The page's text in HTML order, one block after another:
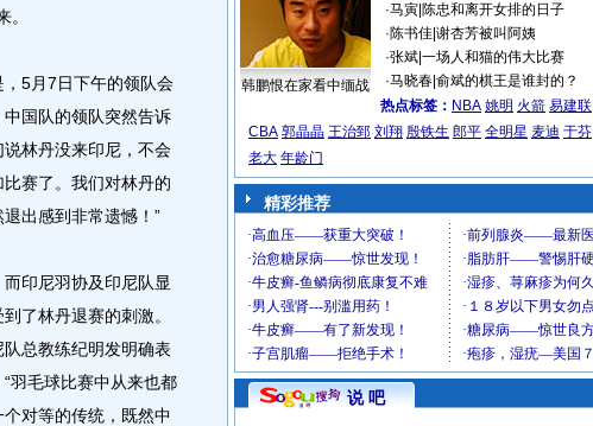
，5月7日下午的领队会
中国队的领队突然告诉
说林丹没来印尼，不会
比赛了。我们对林丹的
退出感到非常遗憾！”
尼羽协及印尼队显
了林丹退赛的刺激。
队总教练纪明发明确表
“羽毛球比赛中从来也都
个对等的传统，既然中
韩鹏恨在家看中缅战
·马寅| 陈忠和离开女排的日子
·陈书佳| 谢杏芳被叫阿姨
·张斌| 一场人和猫的伟大比赛
·马晓春| 俞斌的棋王是谁封的？
热点标签： NBA 姚明 火箭 易建联
CBA 郭晶晶 王治郅 刘翔 殷铁生 郎平 全明星 麦迪 于芬
老大 年龄门
精彩推荐
说 吧